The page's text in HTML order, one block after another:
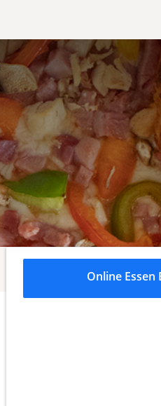
Nudelpfanne
Online